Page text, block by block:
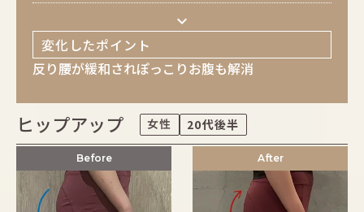
keyboard_arrow_down
変化したポイント
反り腰が緩和されぽっこりお腹も解消
ヒップアップ 女性 20代後半
Before After